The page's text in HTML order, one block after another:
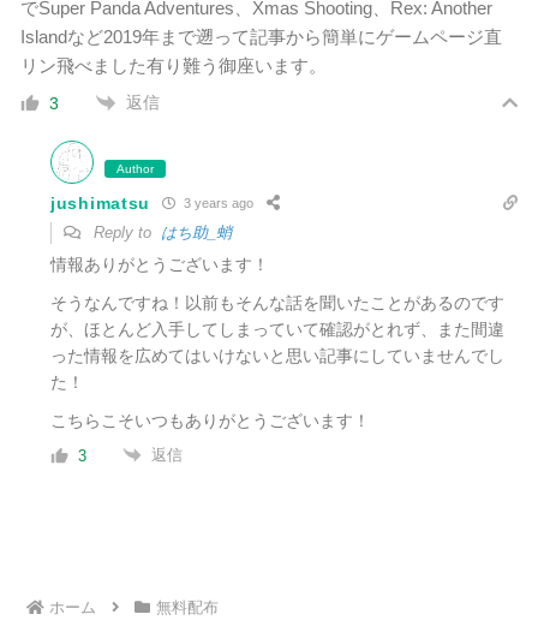
でSuper Panda Adventures、Xmas Shooting、Rex: Another
Islandなど2019年まで遡って記事から簡単にゲームページ直
リン飛べました有り難う御座います。
3 返信
Author
jushimatsu 3 years ago
Reply to はち助_蛸
情報ありがとうございます！
そうなんですね！以前もそんな話を聞いたことがあるのです
が、ほとんど入手してしまっていて確認がとれず、また間違
った情報を広めてはいけないと思い記事にしていませんでし
た！
こちらこそいつもありがとうございます！
3 返信
ホーム 無料配布